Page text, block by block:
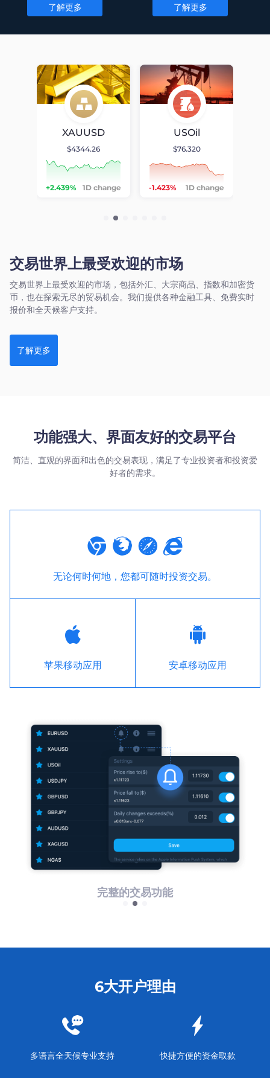
了解更多 了解更多
交易世界上最受欢迎的市场
交易世界上最受欢迎的市场，包括外汇、大宗商品、指数和加密货
币，也在探索无尽的贸易机会。我们提供各种金融工具、免费实时
报价和全天候客户支持。
了解更多
Chart
XAUUSD
$4344.26
+2.439% 1D change
Chart
USOil
$76.320
-1.423% 1D change
完整的交易功能
功能强大、界面友好的交易平台
简洁、直观的界面和出色的交易表现，满足了专业投资者和投资爱
好者的需求。
无论何时何地，您都可随时投资交易。
苹果移动应用 安卓移动应用
6大开户理由
多语言全天候专业支持 快捷方便的资金取款